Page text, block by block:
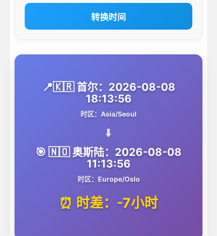
转换时间
📍🇰🇷 首尔：2026-08-08
18:13:56
时区：Asia/Seoul
⬇️
🎯 🇳🇴 奥斯陆：2026-08-08
11:13:56
时区：Europe/Oslo
⏰ 时差：-7小时